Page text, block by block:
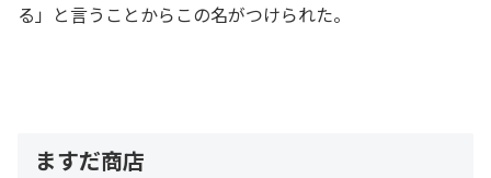
る」と言うことからこの名がつけられた。
ますだ商店